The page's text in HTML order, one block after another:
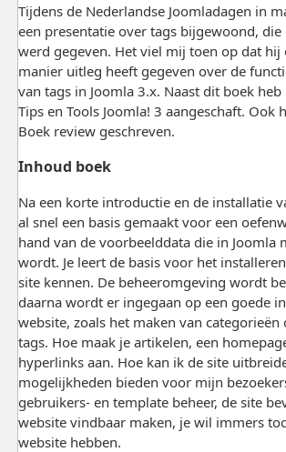
Tijdens de Nederlandse Joomladagen in
een presentatie over tags bijgewoond, die
werd gegeven. Het viel mij toen op dat hij
manier uitleg heeft gegeven over de
van tags in Joomla 3.x. Naast dit boek
Tips en Tools Joomla! 3 aangeschaft. Ook
Boek review geschreven.
Inhoud boek
Na een korte introductie en de installatie
al snel een basis gemaakt voor een
hand van de voorbeelddata die in Joomla
wordt. Je leert de basis voor het
site kennen. De beheeromgeving wordt
daarna wordt er ingegaan op een goede
website, zoals het maken van
tags. Hoe maak je artikelen, een
hyperlinks aan. Hoe kan ik de site
mogelijkheden bieden voor mijn
gebruikers- en template beheer, de site
website vindbaar maken, je wil immers
website hebben.